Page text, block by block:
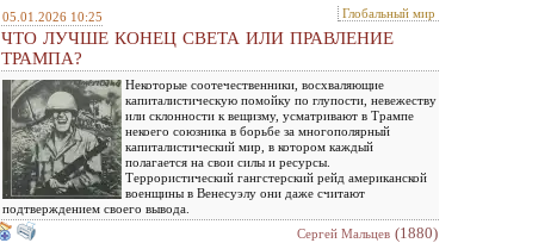
05.01.2026 10:25 Глобальный мир
ЧТО ЛУЧШЕ КОНЕЦ СВЕТА ИЛИ ПРАВЛЕНИЕ
ТРАМПА?
Некоторые соотечественники, восхваляющие
капиталистическую помойку по глупости, невежеству
или склонности к вещизму, усматривают в Трампе
некоего союзника в борьбе за многополярный
капиталистический мир, в котором каждый
полагается на свои силы и ресурсы.
Террористический гангстерский рейд американской
военщины в Венесуэлу они даже считают
подтверждением своего вывода.
Сергей Мальцев (1880)